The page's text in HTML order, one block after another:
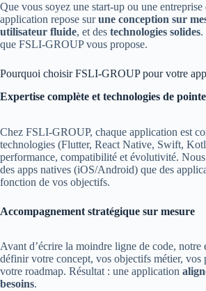
Que vous soyez une start-up ou une entreprise
application repose surune conception sur
utilisateur fluide, et des technologies solides.
que FSLI-GROUP vous propose.
Pourquoi choisir FSLI-GROUP pour votre
Expertise complète et technologies de pointe
Chez FSLI-GROUP, chaque application est
technologies (Flutter, React Native, Swift,
performance, compatibilité et évolutivité.
des apps natives (iOS/Android) que des
fonction de vos objectifs.
Accompagnement stratégique sur mesure
Avant d’écrire la moindre ligne de code, notre
définir votre concept, vos objectifs métier, vos
votre roadmap. Résultat : une application
besoins.